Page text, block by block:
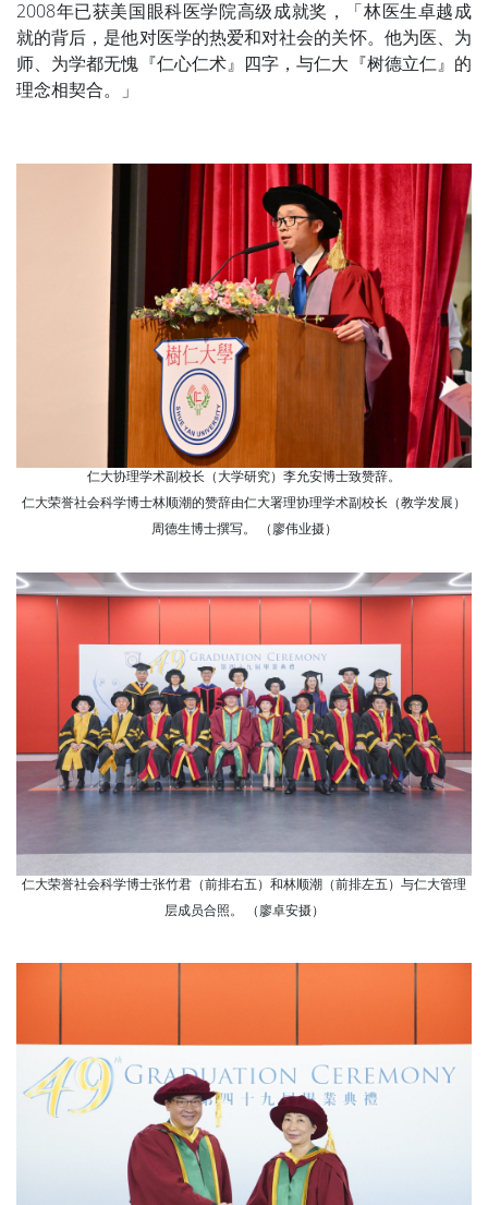
2008年已获美国眼科医学院高级成就奖，「林医生卓越成
就的背后，是他对医学的热爱和对社会的关怀。他为医、为
师、为学都无愧『仁心仁术』四字，与仁大『树德立仁』的
理念相契合。」
仁大协理学术副校长（大学研究）李允安博士致赞辞。
仁大荣誉社会科学博士林顺潮的赞辞由仁大署理协理学术副校长（教学发展）
周德生博士撰写。 （廖伟业摄）
仁大荣誉社会科学博士张竹君（前排右五）和林顺潮（前排左五）与仁大管理
层成员合照。 （廖卓安摄）